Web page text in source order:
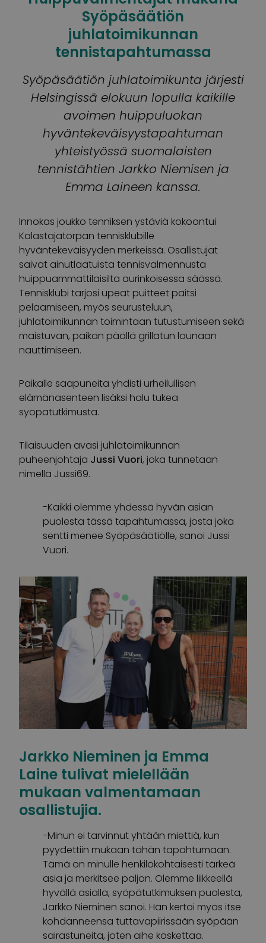
Syöpäsäätiön
juhlatoimikunnan
tennistapahtumassa
Syöpäsäätiön juhlatoimikunta järjesti
Helsingissä elokuun lopulla kaikille
avoimen huippuluokan
hyväntekeväisyystapahtuman
yhteistyössä suomalaisten
tennistähtien Jarkko Niemisen ja
Emma Laineen kanssa.
Innokas joukko tenniksen ystäviä kokoontui
Kalastajatorpan tennisklubille
hyväntekeväisyyden merkeissä. Osallistujat
saivat ainutlaatuista tennisvalmennusta
huippuammattilaisilta aurinkoisessa säässä.
Tennisklubi tarjosi upeat puitteet paitsi
pelaamiseen, myös seurusteluun,
juhlatoimikunnan toimintaan tutustumiseen sekä
maistuvan, paikan päällä grillatun lounaan
nauttimiseen.
Paikalle saapuneita yhdisti urheilullisen
elämänasenteen lisäksi halu tukea
syöpätutkimusta.
Tilaisuuden avasi juhlatoimikunnan
puheenjohtaja Jussi Vuori, joka tunnetaan
nimellä Jussi69.
-Kaikki olemme yhdessä hyvän asian
puolesta tässä tapahtumassa, josta joka
sentti menee Syöpäsäätiölle, sanoi Jussi
Vuori.
Jarkko Nieminen ja Emma
Laine tulivat mielellään
mukaan valmentamaan
osallistujia.
-Minun ei tarvinnut yhtään miettiä, kun
pyydettiin mukaan tähän tapahtumaan.
Tämä on minulle henkilökohtaisesti tärkeä
asia ja merkitsee paljon. Olemme liikkeellä
hyvällä asialla, syöpätutkimuksen puolesta,
Jarkko Nieminen sanoi. Hän kertoi myös itse
kohdanneensa tuttavapiirissään syöpään
sairastuneita, joten aihe koskettaa.